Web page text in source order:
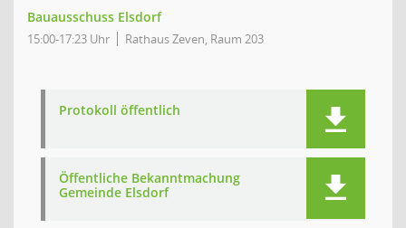
Bauausschuss Elsdorf
15:00-17:23 Uhr Rathaus Zeven, Raum 203
Protokoll öffentlich
Öffentliche Bekanntmachung
Gemeinde Elsdorf